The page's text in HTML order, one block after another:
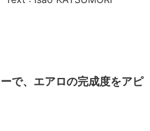
で、エアロの完成度をアピ